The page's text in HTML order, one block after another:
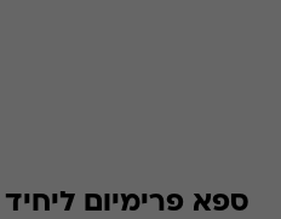
ספא פרימיום ליחיד